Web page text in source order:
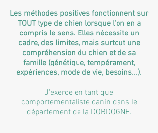
Les méthodes positives fonctionnent sur
TOUT type de chien lorsque l'on en a
compris le sens. Elles nécessite un
cadre, des limites, mais surtout une
compréhension du chien et de sa
famille (génétique, tempérament,
expériences, mode de vie, besoins...).
J'exerce en tant que
comportementaliste canin dans le
département de la DORDOGNE.